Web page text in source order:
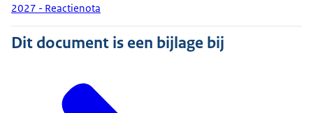
2027 - Reactienota
Dit document is een bijlage bij